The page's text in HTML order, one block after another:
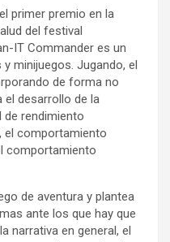
primer premio en la
del festival
IT Commander es un
minijuegos. Jugando, el
de forma no
el desarrollo de la
de rendimiento
el comportamiento
comportamiento
de aventura y plantea
ante los que hay que
narrativa en general, el